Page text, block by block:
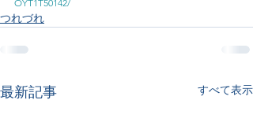
OYT1T50142/
つれづれ
最新記事 すべて表示